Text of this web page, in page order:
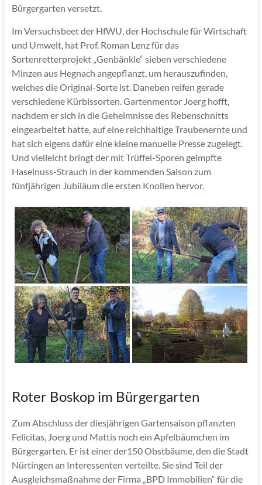
Bürgergarten versetzt.
Im Versuchsbeet der HfWU, der Hochschule für Wirtschaft
und Umwelt, hat Prof. Roman Lenz für das
Sortenretterprojekt „Genbänkle“ sieben verschiedene
Minzen aus Hegnach angepflanzt, um herauszufinden,
welches die Original-Sorte ist. Daneben reifen gerade
verschiedene Kürbissorten. Gartenmentor Joerg hofft,
nachdem er sich in die Geheimnisse des Rebenschnitts
eingearbeitet hatte, auf eine reichhaltige Traubenernte und
hat sich eigens dafür eine kleine manuelle Presse zugelegt.
Und vielleicht bringt der mit Trüffel-Sporen geimpfte
Haselnuss-Strauch in der kommenden Saison zum
fünfjährigen Jubiläum die ersten Knollen hervor.
Roter Boskop im Bürgergarten
Zum Abschluss der diesjährigen Gartensaison pflanzten
Felicitas, Joerg und Mattis noch ein Apfelbäumchen im
Bürgergarten. Er ist einer der150 Obstbäume, den die Stadt
Nürtingen an Interessenten verteilte. Sie sind Teil der
Ausgleichsmaßnahme der Firma „BPD Immobilien“ für die